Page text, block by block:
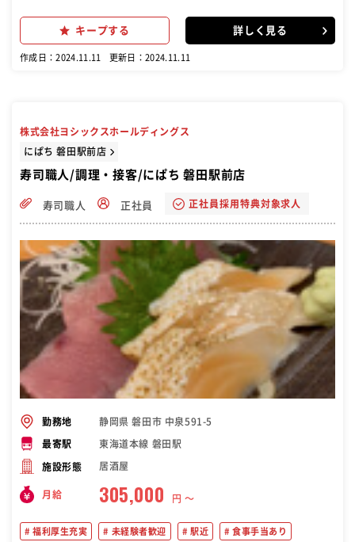
ます ★経験を活かしたお仕事をして頂きます ＊午前中は仕入れた魚の
水洗いなどの仕込みが中心になります。 ＊カウンターではお客様との
会話を楽しみながら寿司や刺身の提供をお願いします。 ＊調理場では
キープする 詳しく見る
作成日：2024.11.11 更新日：2024.11.11
株式会社ヨシックスホールディングス
にぱち 磐田駅前店
寿司職人/調理・接客/にぱち 磐田駅前店
寿司職人 正社員 正社員採用特典対象求人
勤務地 静岡県 磐田市 中泉591-5
最寄駅 東海道本線 磐田駅
施設形態 居酒屋
月給 305,000 円 〜
福利厚生充実 未経験者歓迎 駅近 食事手当あり